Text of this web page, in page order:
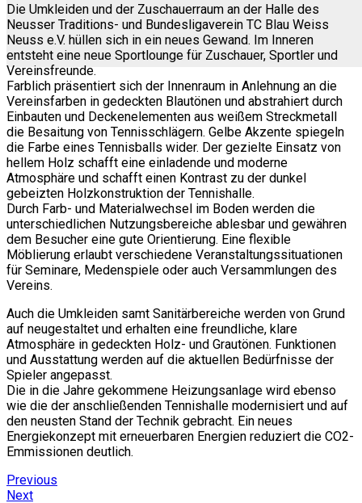
Die Umkleiden und der Zuschauerraum an der Halle des
Neusser Traditions- und Bundesligaverein TC Blau Weiss
Neuss e.V. hüllen sich in ein neues Gewand. Im Inneren
entsteht eine neue Sportlounge für Zuschauer, Sportler und
Vereinsfreunde.
Farblich präsentiert sich der Innenraum in Anlehnung an die
Vereinsfarben in gedeckten Blautönen und abstrahiert durch
Einbauten und Deckenelementen aus weißem Streckmetall
die Besaitung von Tennisschlägern. Gelbe Akzente spiegeln
die Farbe eines Tennisballs wider. Der gezielte Einsatz von
hellem Holz schafft eine einladende und moderne
Atmosphäre und schafft einen Kontrast zu der dunkel
gebeizten Holzkonstruktion der Tennishalle.
Durch Farb- und Materialwechsel im Boden werden die
unterschiedlichen Nutzungsbereiche ablesbar und gewähren
dem Besucher eine gute Orientierung. Eine flexible
Möblierung erlaubt verschiedene Veranstaltungssituationen
für Seminare, Medenspiele oder auch Versammlungen des
Vereins.
Auch die Umkleiden samt Sanitärbereiche werden von Grund
auf neugestaltet und erhalten eine freundliche, klare
Atmosphäre in gedeckten Holz- und Grautönen. Funktionen
und Ausstattung werden auf die aktuellen Bedürfnisse der
Spieler angepasst.
Die in die Jahre gekommene Heizungsanlage wird ebenso
wie die der anschließenden Tennishalle modernisiert und auf
den neusten Stand der Technik gebracht. Ein neues
Energiekonzept mit erneuerbaren Energien reduziert die CO2-
Emmissionen deutlich.
Previous
Next